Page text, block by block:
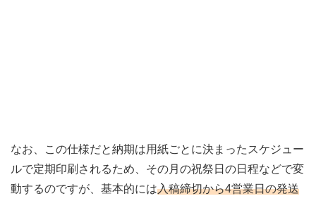
なお、この仕様だと納期は用紙ごとに決まったスケジュー
ルで定期印刷されるため、その月の祝祭日の日程などで変
動するのですが、基本的には入稿締切から4営業日の発送